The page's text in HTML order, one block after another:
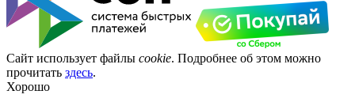
Сайт использует файлы cookie. Подробнее об этом можно
прочитать здесь.
Хорошо